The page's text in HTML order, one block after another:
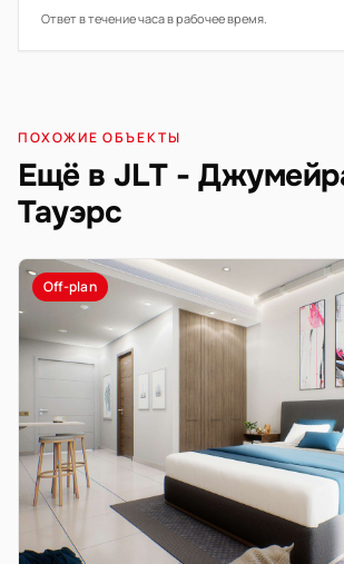
Ответ в течение часа в рабочее время.
ПОХОЖИЕ ОБЪЕКТЫ
Ещё в JLT -
Тауэрс
Off-plan